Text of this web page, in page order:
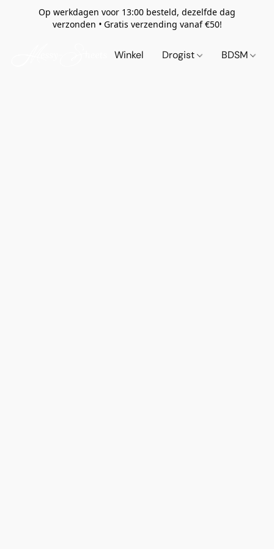
Op werkdagen voor 13:00 besteld, dezelfde dag
verzonden • Gratis verzending vanaf €50!
Winkel Drogist BDSM